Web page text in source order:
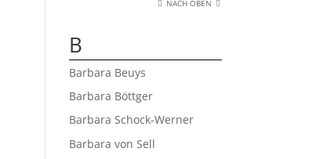
NACH OBEN
B
Barbara Beuys
Barbara Böttger
Barbara Schock-Werner
Barbara von Sell